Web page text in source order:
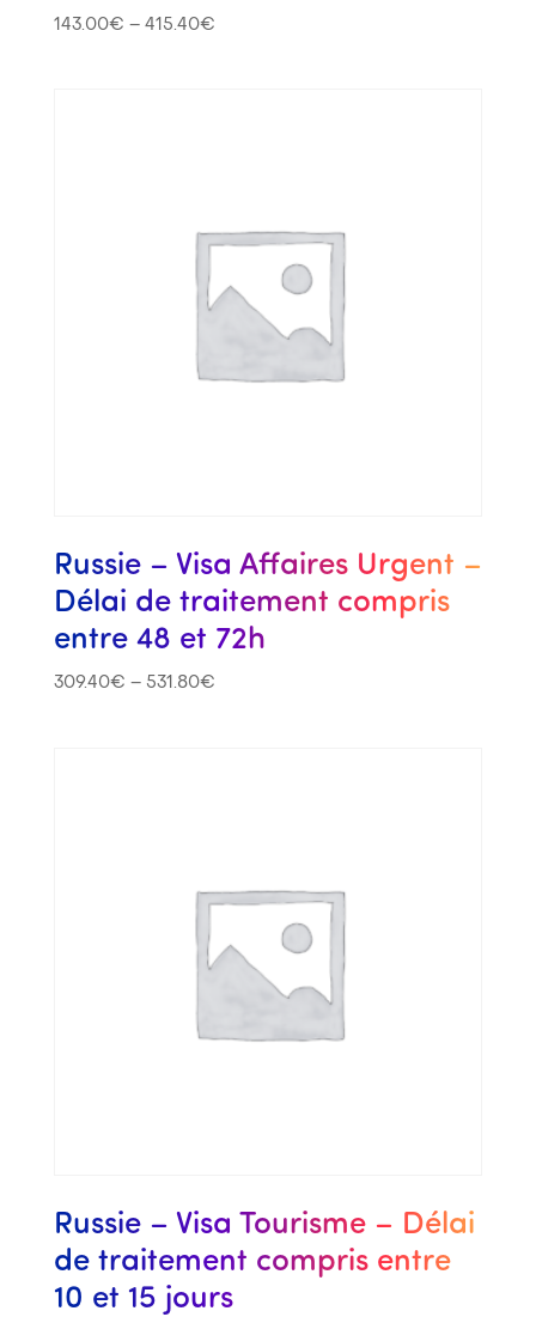
143.00€ – 415.40€
Russie – Visa Affaires Urgent –
Délai de traitement compris
entre 48 et 72h
309.40€ – 531.80€
Russie – Visa Tourisme – Délai
de traitement compris entre
10 et 15 jours